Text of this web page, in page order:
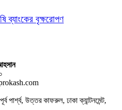
ব্যাংকের বৃক্ষরোপণ
পার্শ্ব, উত্তর কাফরুল, ঢাকা ক্যান্টনমেন্ট,